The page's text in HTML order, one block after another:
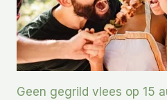
Geen gegrild vlees op 15